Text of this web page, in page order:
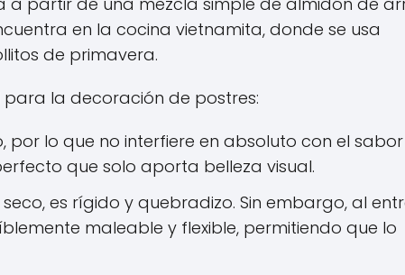
en la cocina vietnamita, donde se usa
de primavera.
la decoración de postres:
por lo que no interfiere en absoluto con el
que solo aporta belleza visual.
seco, es rígido y quebradizo. Sin embargo, al
maleable y flexible, permitiendo que lo